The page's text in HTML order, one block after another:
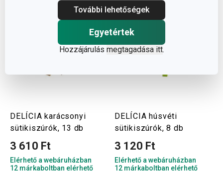
További lehetőségek
Egyetértek
Hozzájárulás megtagadása itt.
DELÍCIA karácsonyi
sütikiszúrók, 13 db
3 610 Ft
Elérhető a webáruházban
12 márkaboltban elérhető
DELÍCIA húsvéti
sütikiszúrók, 8 db
3 120 Ft
Elérhető a webáruházban
12 márkaboltban elérhető